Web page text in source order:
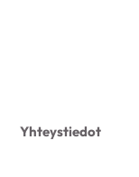
Yhteystiedot